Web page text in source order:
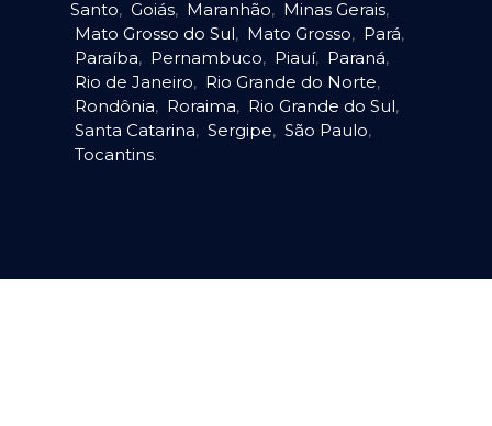
Santo, Goiás, Maranhão, Minas Gerais,
Mato Grosso do Sul, Mato Grosso, Pará,
Paraíba, Pernambuco, Piauí, Paraná,
Rio de Janeiro, Rio Grande do Norte,
Rondônia, Roraima, Rio Grande do Sul,
Santa Catarina, Sergipe, São Paulo,
Tocantins.